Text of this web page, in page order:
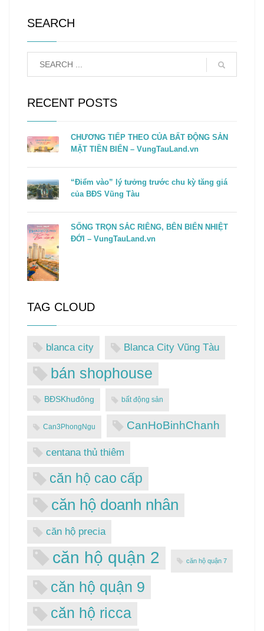
SEARCH
RECENT POSTS
CHƯƠNG TIẾP THEO CỦA BẤT ĐỘNG SẢN
MẶT TIỀN BIỂN – VungTauLand.vn
“Điểm vào” lý tưởng trước chu kỳ tăng giá
của BĐS Vũng Tàu
SỐNG TRỌN SẮC RIÊNG, BÊN BIỂN NHIỆT
ĐỚI – VungTauLand.vn
TAG CLOUD
blanca city Blanca City Vũng Tàu
bán shophouse
BĐSKhuđông bất động sản
Can3PhongNgu CanHoBinhChanh
centana thủ thiêm
căn hộ cao cấp
căn hộ doanh nhân
căn hộ precia
căn hộ quận 2 căn hộ quận 7
căn hộ quận 9
căn hộ ricca